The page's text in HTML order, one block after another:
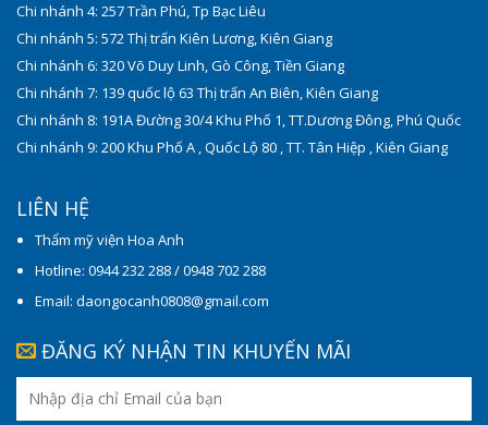
Chi nhánh 4: 257 Trần Phú, Tp Bạc Liêu
Chi nhánh 5: 572 Thị trấn Kiên Lương, Kiên Giang
Chi nhánh 6: 320 Võ Duy Linh, Gò Công, Tiền Giang
Chi nhánh 7: 139 quốc lộ 63 Thị trấn An Biên, Kiên Giang
Chi nhánh 8: 191A Đường 30/4 Khu Phố 1, TT.Dương Đông, Phú Quốc
Chi nhánh 9: 200 Khu Phố A , Quốc Lộ 80 , TT. Tân Hiệp , Kiên Giang
LIÊN HỆ
Thẩm mỹ viện Hoa Anh
Hotline: 0944 232 288 / 0948 702 288
Email: daongocanh0808@gmail.com
ĐĂNG KÝ NHẬN TIN KHUYẾN MÃI